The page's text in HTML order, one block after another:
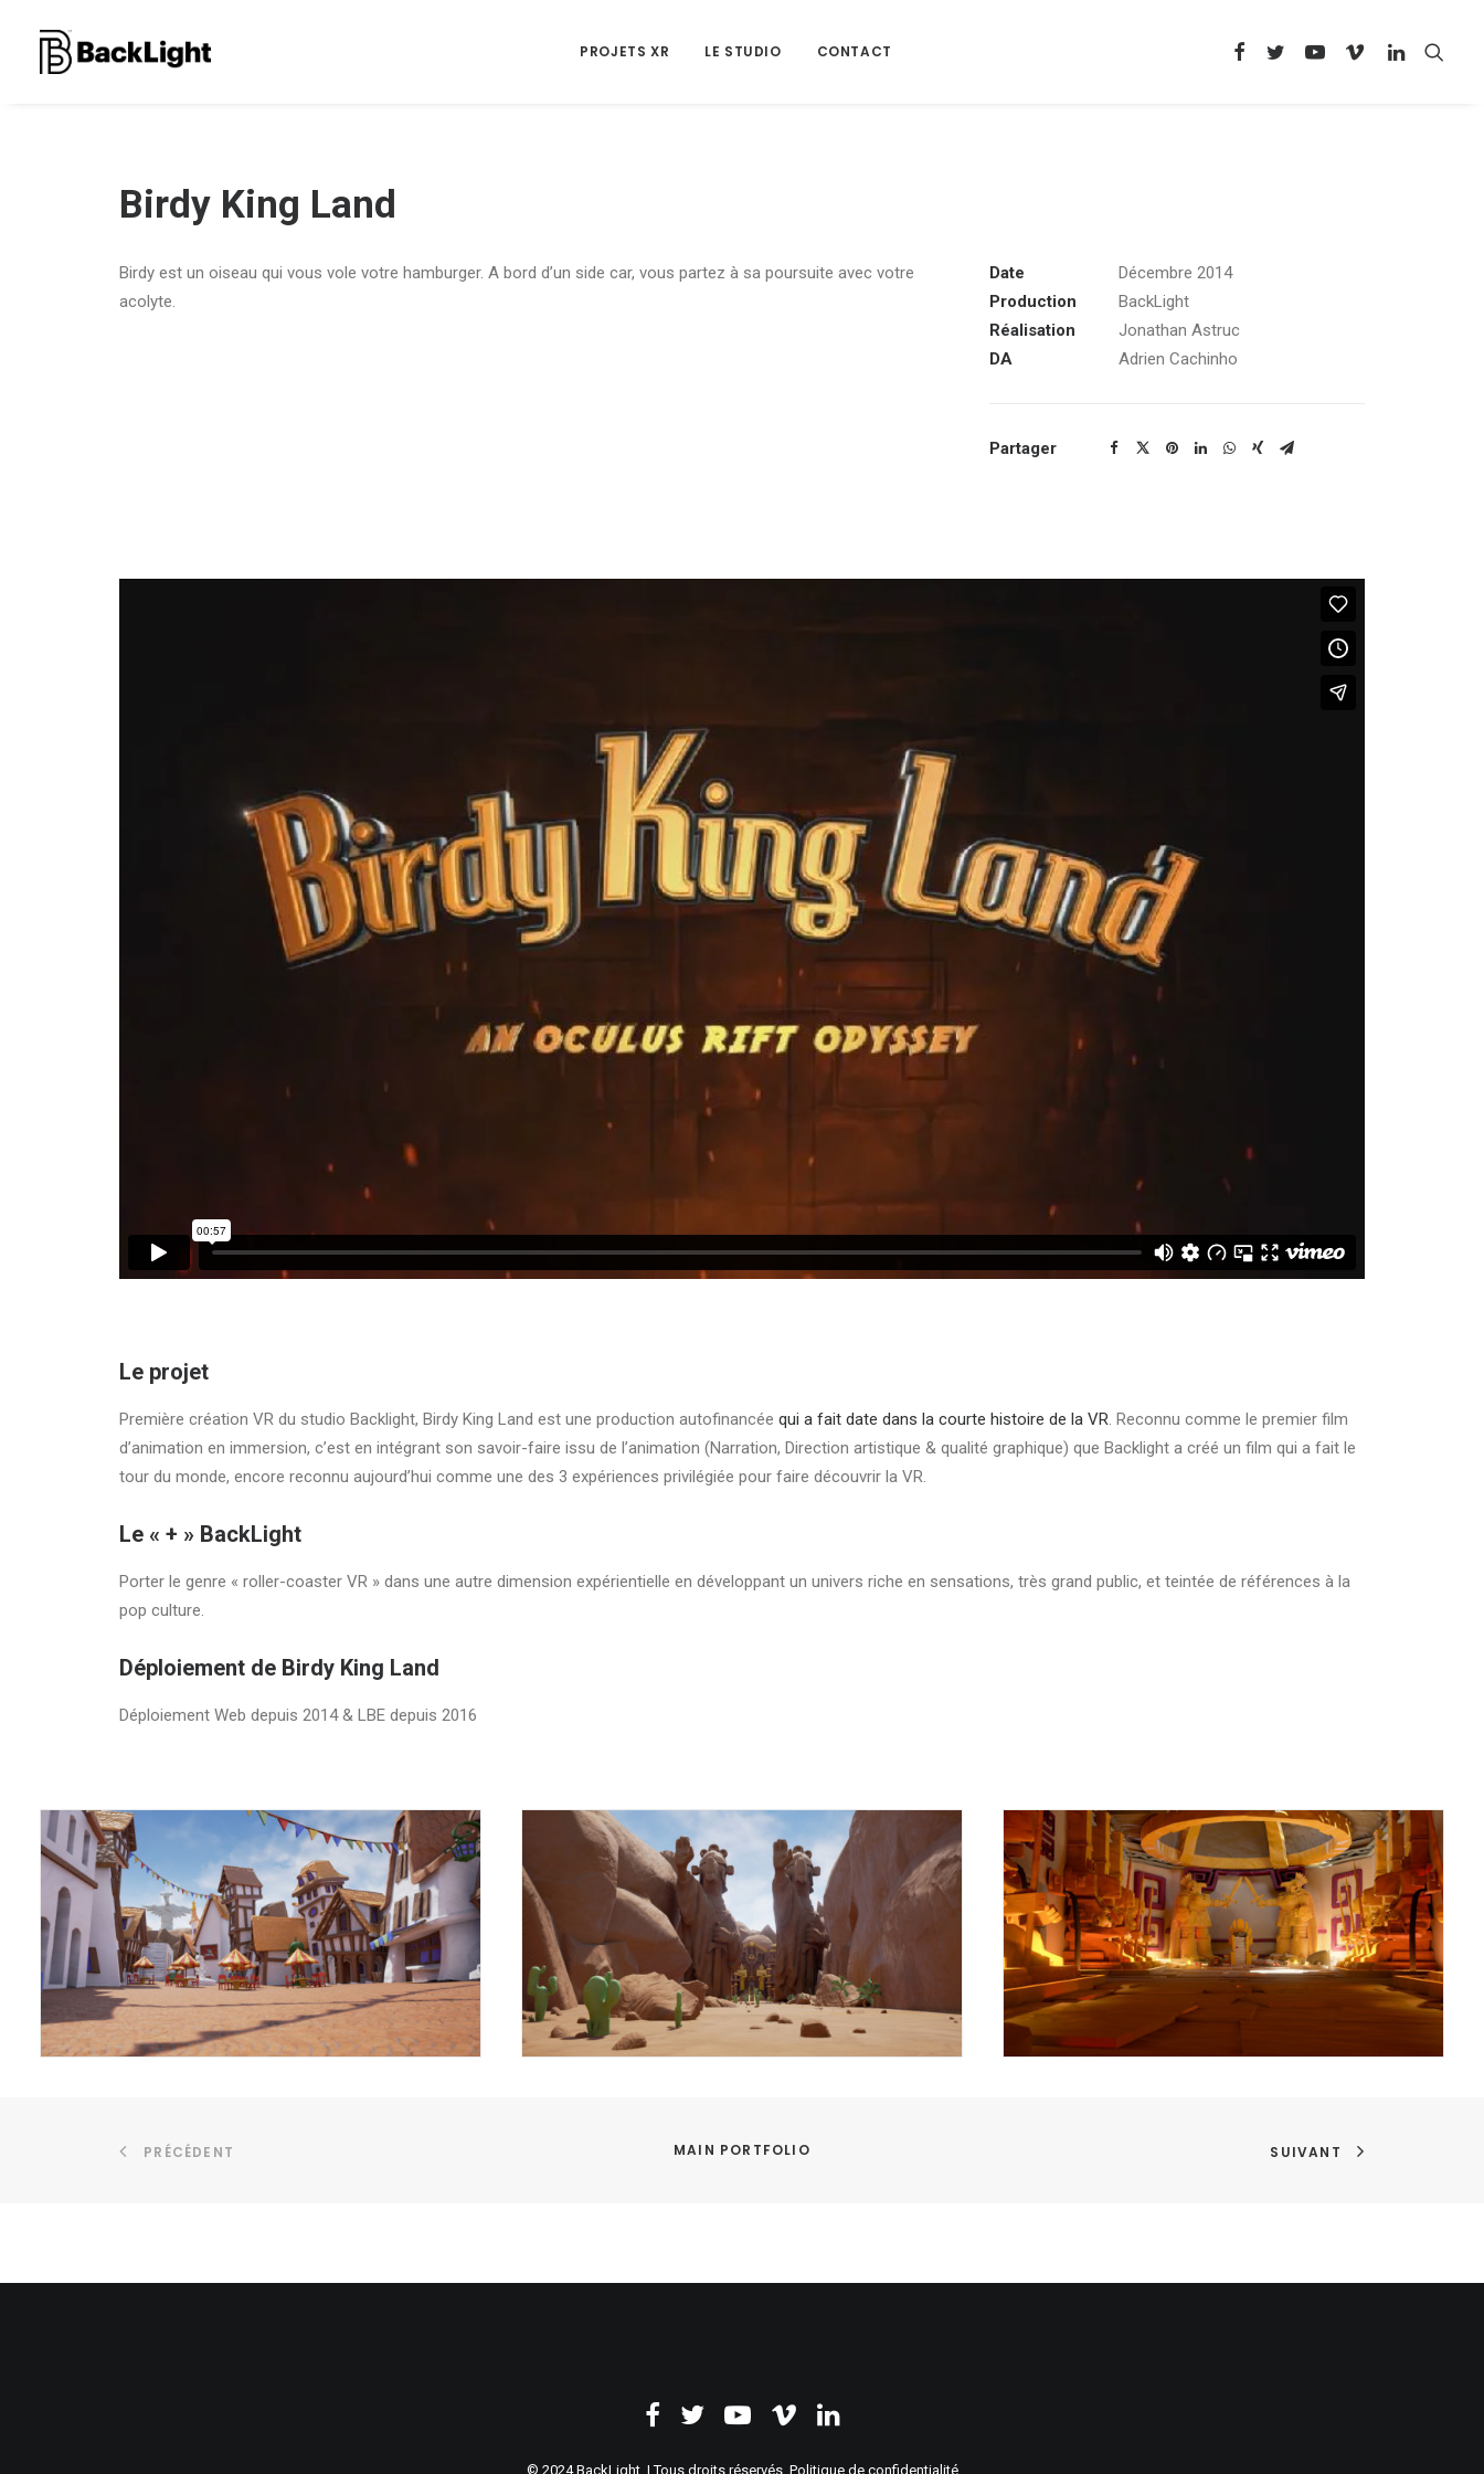
PROJETS XR LE STUDIO CONTACT
Birdy King Land
Birdy est un oiseau qui vous vole votre hamburger. A bord d’un side car, vous partez à sa poursuite avec votre
acolyte.
Date
Décembre 2014
Production
BackLight
Réalisation
Jonathan Astruc
DA
Adrien Cachinho
Partager
Le projet
Première création VR du studio Backlight, Birdy King Land est une production autofinancée qui a fait date dans la courte histoire de la VR. Reconnu comme le premier film
d’animation en immersion, c’est en intégrant son savoir-faire issu de l’animation (Narration, Direction artistique & qualité graphique) que Backlight a créé un film qui a fait le
tour du monde, encore reconnu aujourd’hui comme une des 3 expériences privilégiée pour faire découvrir la VR.
Le « + » BackLight
Porter le genre « roller-coaster VR » dans une autre dimension expérientielle en développant un univers riche en sensations, très grand public, et teintée de références à la
pop culture.
Déploiement de Birdy King Land
Déploiement Web depuis 2014 & LBE depuis 2016
PRÉCÉDENT MAIN PORTFOLIO SUIVANT
© 2024 BackLight. | Tous droits réservés. Politique de confidentialité